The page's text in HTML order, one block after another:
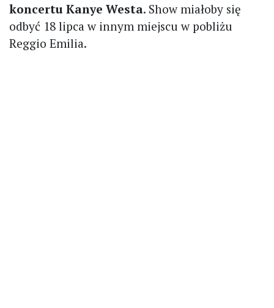
koncertu Kanye Westa. Show miałoby się
odbyć 18 lipca w innym miejscu w pobliżu
Reggio Emilia.